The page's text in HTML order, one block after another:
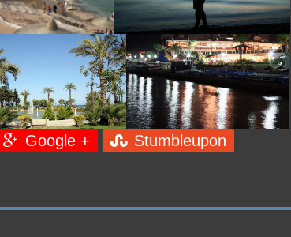
Google + Stumbleupon